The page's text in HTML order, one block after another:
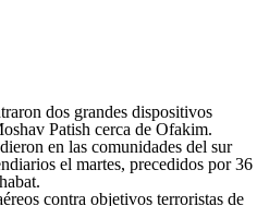
dos grandes dispositivos
Patish cerca de Ofakim.
en las comunidades del sur
el martes, precedidos por 36
contra objetivos terroristas de